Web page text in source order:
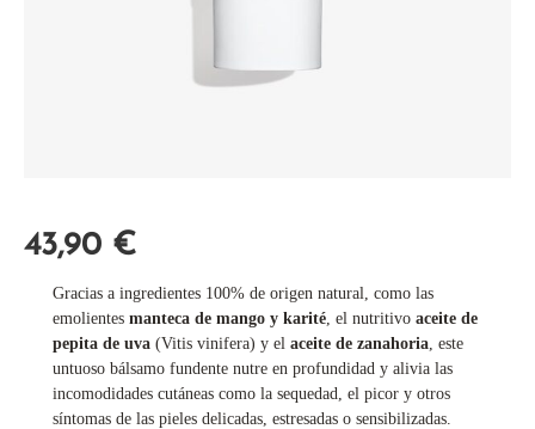
43,90 €
Gracias a ingredientes 100% de origen natural, como las
emolientes manteca de mango y karité , el nutritivo aceite de
pepita de uva (Vitis vinifera) y el aceite de zanahoria , este
untuoso bálsamo fundente nutre en profundidad y alivia las
incomodidades cutáneas como la sequedad, el picor y otros
síntomas de las pieles delicadas, estresadas o sensibilizadas.